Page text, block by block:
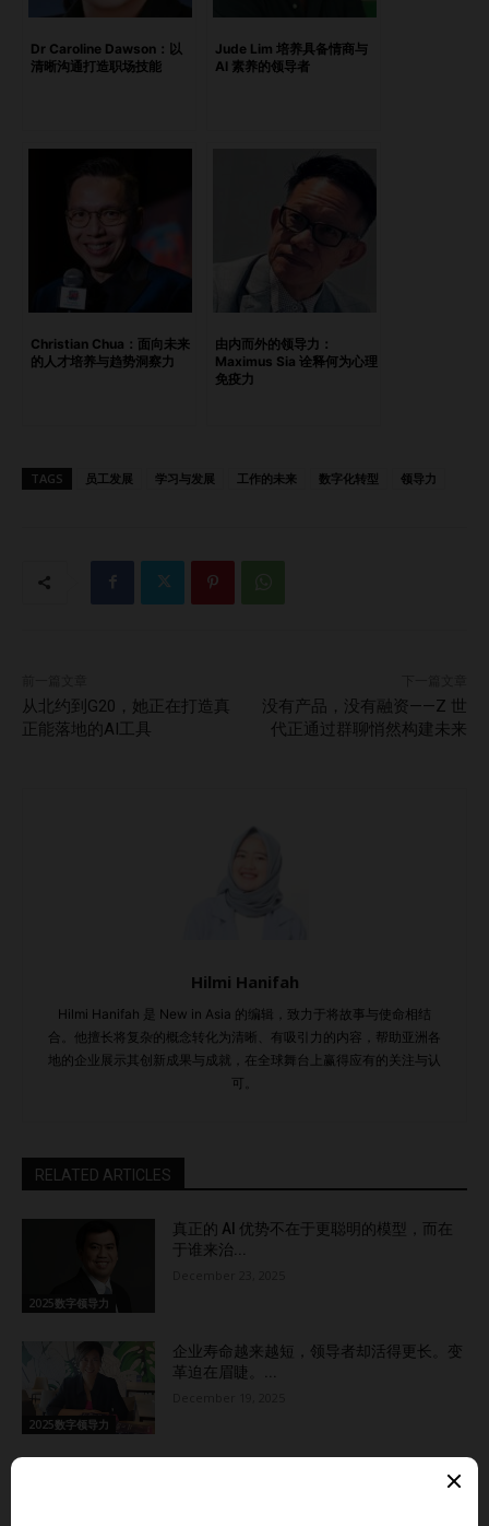
始于沟通，但这不仅仅是增加会议次数。领导者必须优先保证
沟通的清晰、透明和一致。 当团队分布在不同的时区、部门
和地点时，假设就变得危险。明确的工作时间、回复时限、办
一切顺利。要安排一对一谈话，主动关心，认真倾听。” 他还
提醒领导者思考基础设施：办公室空间是否足以支撑每周三天
的返岗人数？会议节奏是否偏向于实体到场的人？这些实际情
况对士气的影响和政策一样大。 当技术到位，文化才能跟上
Kan 框架的第二个支柱是技术赋能——不仅是提供访问权限，
更是确保有效使用。 从 Google Drive、Microsoft Teams 等
工具弥合差距。但 Kan 警告：工具只有在可靠、可及且安全
时才有价值。 他说：“不要只是把工具交给员工，还要教他们
问、协作工具和网络安全意识。 领导力缺口：信任 在分享的
Dr Caroline Dawson：以
清晰沟通打造职场技能
Jude Lim 培养具备情商与
AI 素养的领导者
Christian Chua：面向未来
的人才培养与趋势洞察力
由内而外的领导力：
Maximus Sia 诠释何为心理
免疫力
TAGS 员工发展 学习与发展 工作的未来 数字化转型 领导力
从北约到G20，她正在打造真
正能落地的AI工具
没有产品，没有融资——Z 世
代正通过群聊悄然构建未来
Hilmi Hanifah
Hilmi Hanifah 是 New in Asia 的编辑，致力于将故事与使命相结
合。他擅长将复杂的概念转化为清晰、有吸引力的内容，帮助亚洲各
地的企业展示其创新成果与成就，在全球舞台上赢得应有的关注与认
可。
RELATED ARTICLES
2025数字领导力
真正的 AI 优势不在于更聪明的模型，而在
于谁来治...
2025数字领导力
企业寿命越来越短，领导者却活得更长。变
革迫在眉睫。...
这位 CEO 认为：反学习力将决定 2030 年